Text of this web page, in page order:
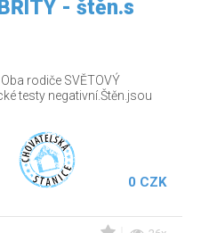
- štěn.s
rodiče SVĚTOVÝ
testy negativní.Štěn.jsou
0 CZK